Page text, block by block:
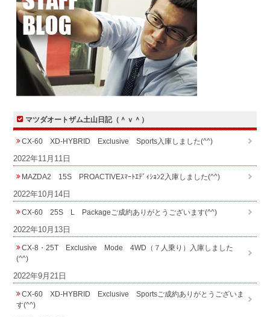
マツダオートザム土山日記（＾ｖ＾）
CX-60 XD-HYBRID Exclusive Sports入庫しました(^^)
2022年11月11日
MAZDA2 15S PROACTIVEｽﾏｰﾄｴﾃﾞｨｼｮﾝ2入庫しました(^^)
2022年10月14日
CX-60 25S L Packageご成約ありがとうございます(^^)
2022年10月13日
CX-8・25T Exclusive Mode 4WD（７人乗り）入庫しました
(^^)
2022年9月21日
CX-60 XD-HYBRID Exclusive Sportsご成約ありがとうございま
す(^^)